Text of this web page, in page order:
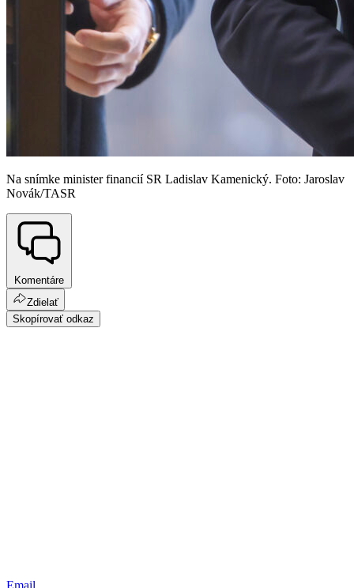
Na snímke minister financií SR Ladislav Kamenický. Foto: Jaroslav
Novák/TASR
Komentáre
Zdielať
Skopírovať odkaz